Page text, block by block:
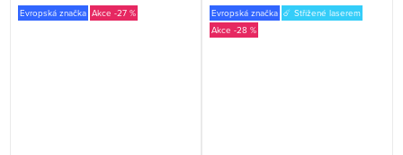
Evropská značka -27 % Evropská značka ☄️ Střižené laserem
-28 %